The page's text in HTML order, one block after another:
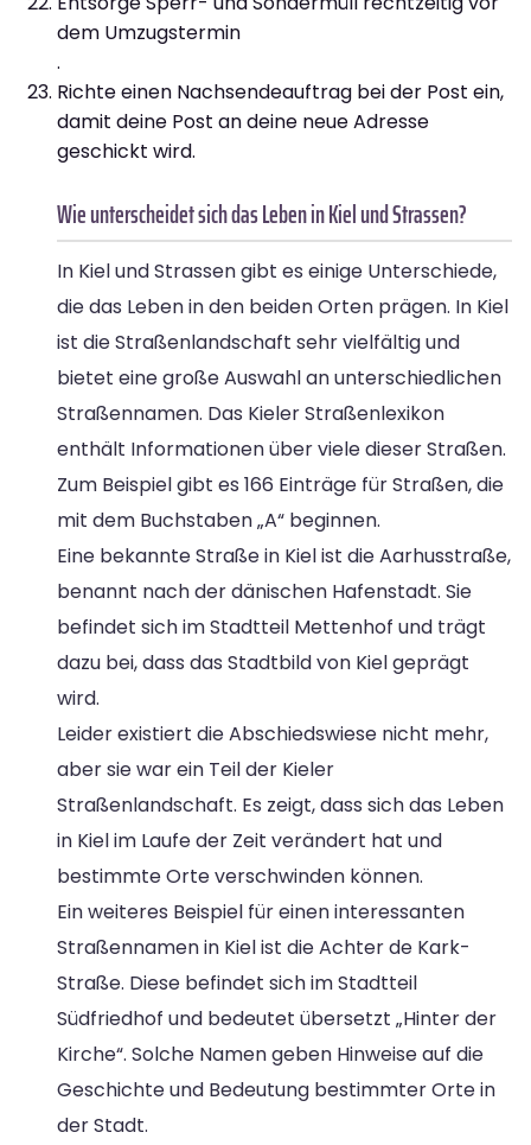
dem Umzugstermin
.
Richte einen Nachsendeauftrag bei der Post ein,
damit deine Post an deine neue Adresse
geschickt wird.
Wie unterscheidet sich das Leben in Kiel und Strassen?
In Kiel und Strassen gibt es einige Unterschiede,
die das Leben in den beiden Orten prägen. In Kiel
ist die Straßenlandschaft sehr vielfältig und
bietet eine große Auswahl an unterschiedlichen
Straßennamen. Das Kieler Straßenlexikon
enthält Informationen über viele dieser Straßen.
Zum Beispiel gibt es 166 Einträge für Straßen, die
mit dem Buchstaben „A“ beginnen.
Eine bekannte Straße in Kiel ist die Aarhusstraße,
benannt nach der dänischen Hafenstadt. Sie
befindet sich im Stadtteil Mettenhof und trägt
dazu bei, dass das Stadtbild von Kiel geprägt
wird.
Leider existiert die Abschiedswiese nicht mehr,
aber sie war ein Teil der Kieler
Straßenlandschaft. Es zeigt, dass sich das Leben
in Kiel im Laufe der Zeit verändert hat und
bestimmte Orte verschwinden können.
Ein weiteres Beispiel für einen interessanten
Straßennamen in Kiel ist die Achter de Kark-
Straße. Diese befindet sich im Stadtteil
Südfriedhof und bedeutet übersetzt „Hinter der
Kirche“. Solche Namen geben Hinweise auf die
Geschichte und Bedeutung bestimmter Orte in
der Stadt.